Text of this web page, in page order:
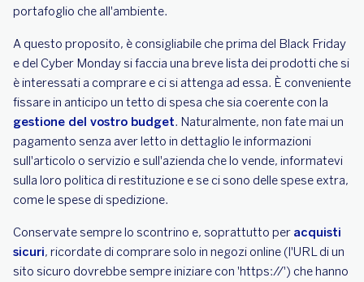
portafoglio che all'ambiente.
A questo proposito, è consigliabile che prima del Black Friday
e del Cyber Monday si faccia una breve lista dei prodotti che si
è interessati a comprare e ci si attenga ad essa. È conveniente
fissare in anticipo un tetto di spesa che sia coerente con la
gestione del vostro budget. Naturalmente, non fate mai un
pagamento senza aver letto in dettaglio le informazioni
sull'articolo o servizio e sull'azienda che lo vende, informatevi
sulla loro politica di restituzione e se ci sono delle spese extra,
come le spese di spedizione.
Conservate sempre lo scontrino e, soprattutto per acquisti
sicuri, ricordate di comprare solo in negozi online (l'URL di un
sito sicuro dovrebbe sempre iniziare con 'https://') che hanno